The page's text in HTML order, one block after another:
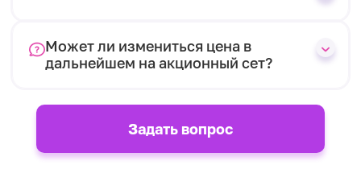
Может ли измениться цена в
дальнейшем на акционный сет?
Задать вопрос